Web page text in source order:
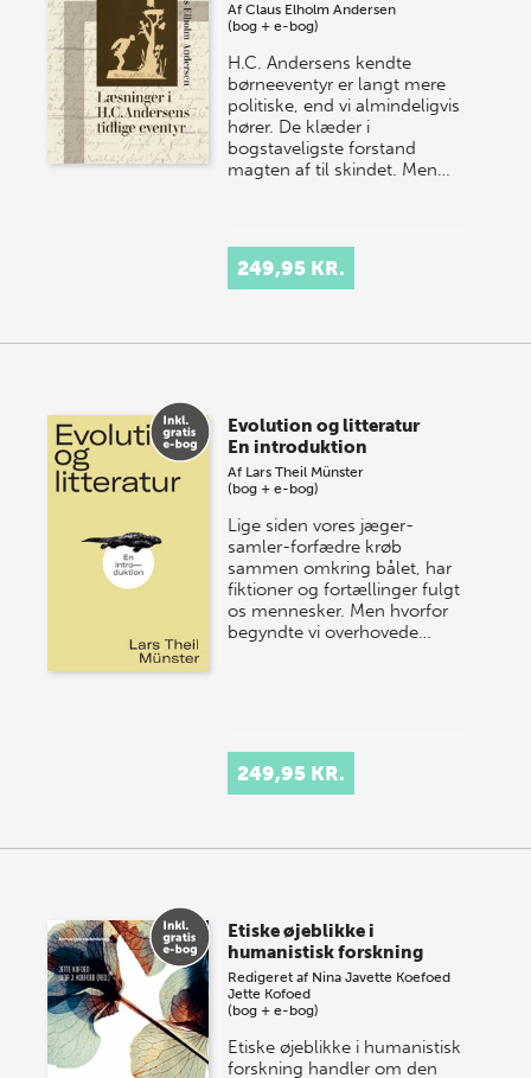
AfClaus Elholm Andersen
(bog + e-bog)
H.C. Andersens kendte
børneeventyr er langt mere
politiske, end vi almindeligvis
hører. De klæder i
bogstaveligste forstand
magten af til skindet. Men…
249,95 KR.
Evolution og litteratur
En introduktion
Af Lars Theil Münster
(bog + e-bog)
Lige siden vores jæger-
samler-forfædre krøb
sammen omkring bålet, har
fiktioner og fortællinger fulgt
os mennesker. Men hvorfor
begyndte vi overhovede…
249,95 KR.
Etiske øjeblikke i
humanistisk forskning
Redigeret af Nina Javette Koefoed
Jette Kofoed
(bog + e-bog)
Etiske øjeblikke i humanistisk
forskning handler om den